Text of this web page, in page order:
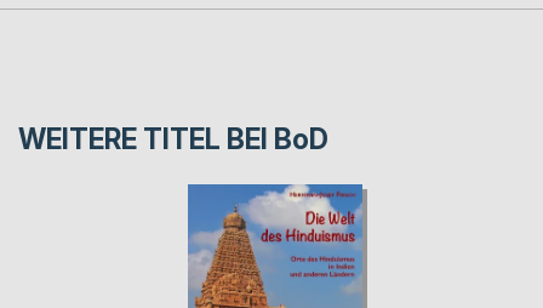
WEITERE TITEL BEI BoD